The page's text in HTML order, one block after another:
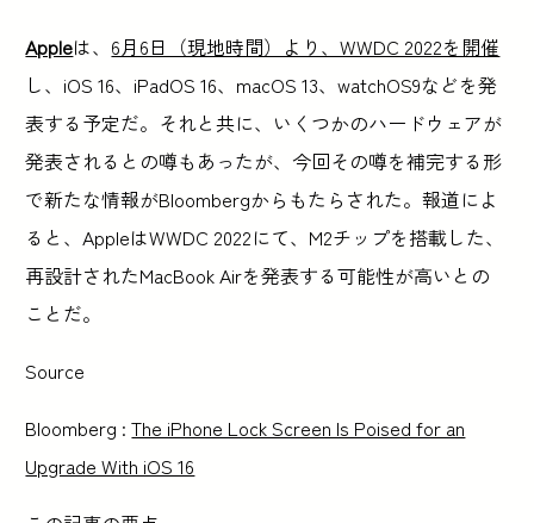
Appleは、 6月6日（現地時間）より、WWDC 2022を開催
し、iOS 16、iPadOS 16、macOS 13、watchOS9などを発
表する予定だ。それと共に、いくつかのハードウェアが
発表されるとの噂もあったが、今回その噂を補完する形
で新たな情報がBloombergからもたらされた。報道によ
ると、AppleはWWDC 2022にて、M2チップを搭載した、
再設計されたMacBook Airを発表する可能性が高いとの
ことだ。
Source
Bloomberg :The iPhone Lock Screen Is Poised for an
Upgrade With iOS 16